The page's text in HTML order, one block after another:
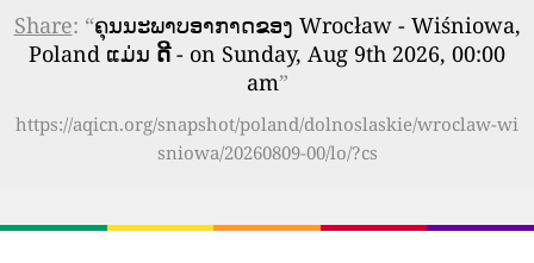
Share: “ຄຸນນະພາບອາກາດຂອງ Wrocław - Wiśniowa,
Poland ແມ່ນ ດີ- on Sunday, Aug 9th 2026, 00:00
am”
https://aqicn.org/snapshot/poland/dolnoslaskie/wroclaw-wi
sniowa/20260809-00/lo/?cs